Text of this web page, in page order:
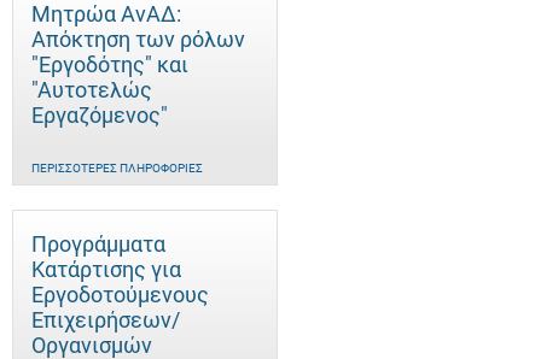
Μητρώα ΑνΑΔ:
Απόκτηση των ρόλων
"Εργοδότης" και
"Αυτοτελώς
Eργαζόμενος"
ΠΕΡΙΣΣΌΤΕΡΕΣ ΠΛΗΡΟΦΟΡΊΕΣ
Προγράμματα
Κατάρτισης για
Εργοδοτούμενους
Επιχειρήσεων/
Οργανισμών